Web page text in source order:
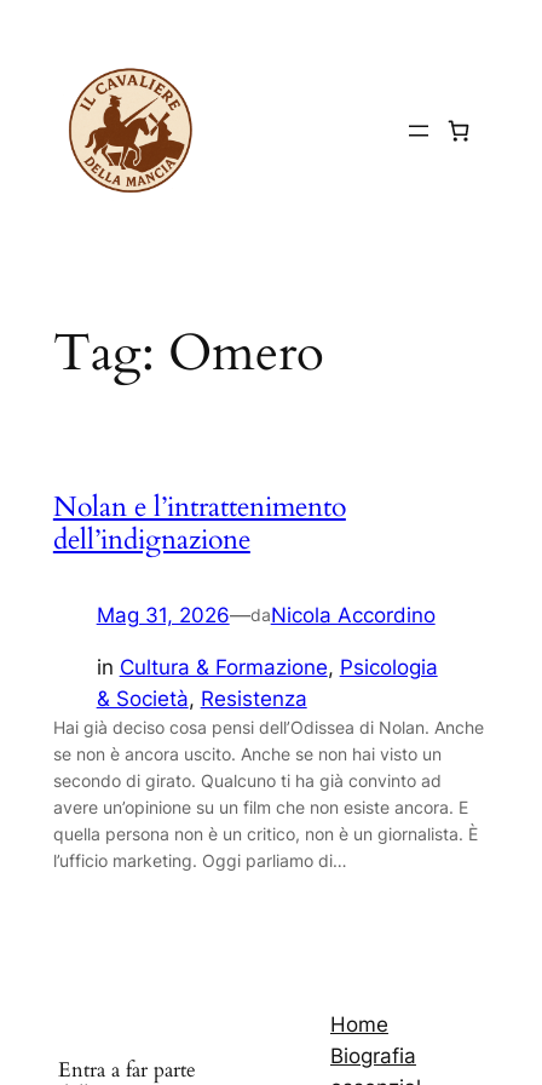
contenuto
Tag: Omero
Nolan e l’intrattenimento
dell’indignazione
Mag 31, 2026—daNicola Accordino
in Cultura & Formazione, Psicologia
& Società, Resistenza
Hai già deciso cosa pensi dell’Odissea di Nolan. Anche
se non è ancora uscito. Anche se non hai visto un
secondo di girato. Qualcuno ti ha già convinto ad
avere un’opinione su un film che non esiste ancora. E
quella persona non è un critico, non è un giornalista. È
l’ufficio marketing. Oggi parliamo di…
Entra a far parte
Home
Biografia